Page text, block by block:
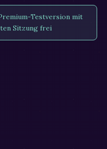
Testversion mit
Sitzung frei